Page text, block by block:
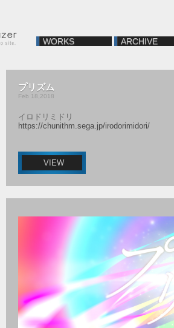
WORKS ARCHIVE
プリズム
Feb 18,2018
イロドリミドリ
https://chunithm.sega.jp/irodorimidori/
VIEW